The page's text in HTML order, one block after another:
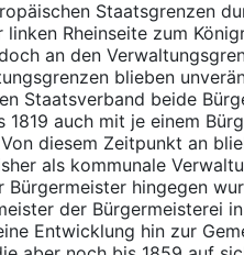
Staatsgrenzen
Rheinseite zum
an den
blieben
Staatsverband beide
1819 auch mit je einem
diesem Zeitpunkt an
als kommunale
hingegen
der Bürgermeisterei
Entwicklung hin zur